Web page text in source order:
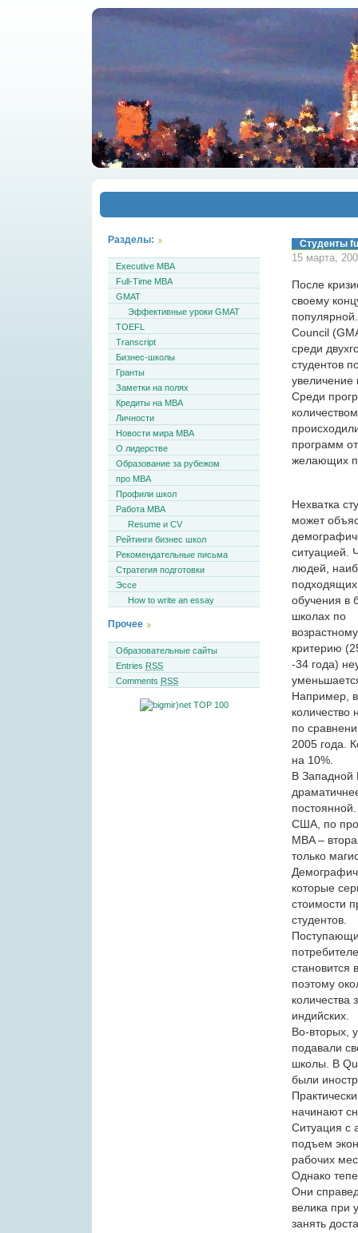
Студенты
15 марта,
После
своему
Council
среди
студентов
увеличение
Среди
программ
желающих
Нехватка
может
ситуацией.
людей,
обучения в
школах по
возрастному
критерию
-34 года)
Например,
количество
по
2005 года.
на 10%.
В Западной
США, по
MBA –
только
которые
стоимости
студентов.
становится
поэтому
количества
индийских.
Во-вторых,
подавали
школы. В
были
начинают
Ситуация с
подъем
рабочих
Однако
Они
велика при
занять
Разделы:
Executive MBA
Full-Time MBA
GMAT
Эффективные уроки GMAT
TOEFL
Transcript
Бизнес-школы
Гранты
Заметки на полях
Кредиты на MBA
Личности
Новости мира MBA
О лидерстве
Образование за рубежом
про MBA
Профили школ
Работа MBA
Resume и CV
Рейтинги бизнес школ
Рекомендательные письма
Стратегия подготовки
Эссе
How to write an essay
Прочее
Образовательные сайты
Entries RSS
Comments RSS